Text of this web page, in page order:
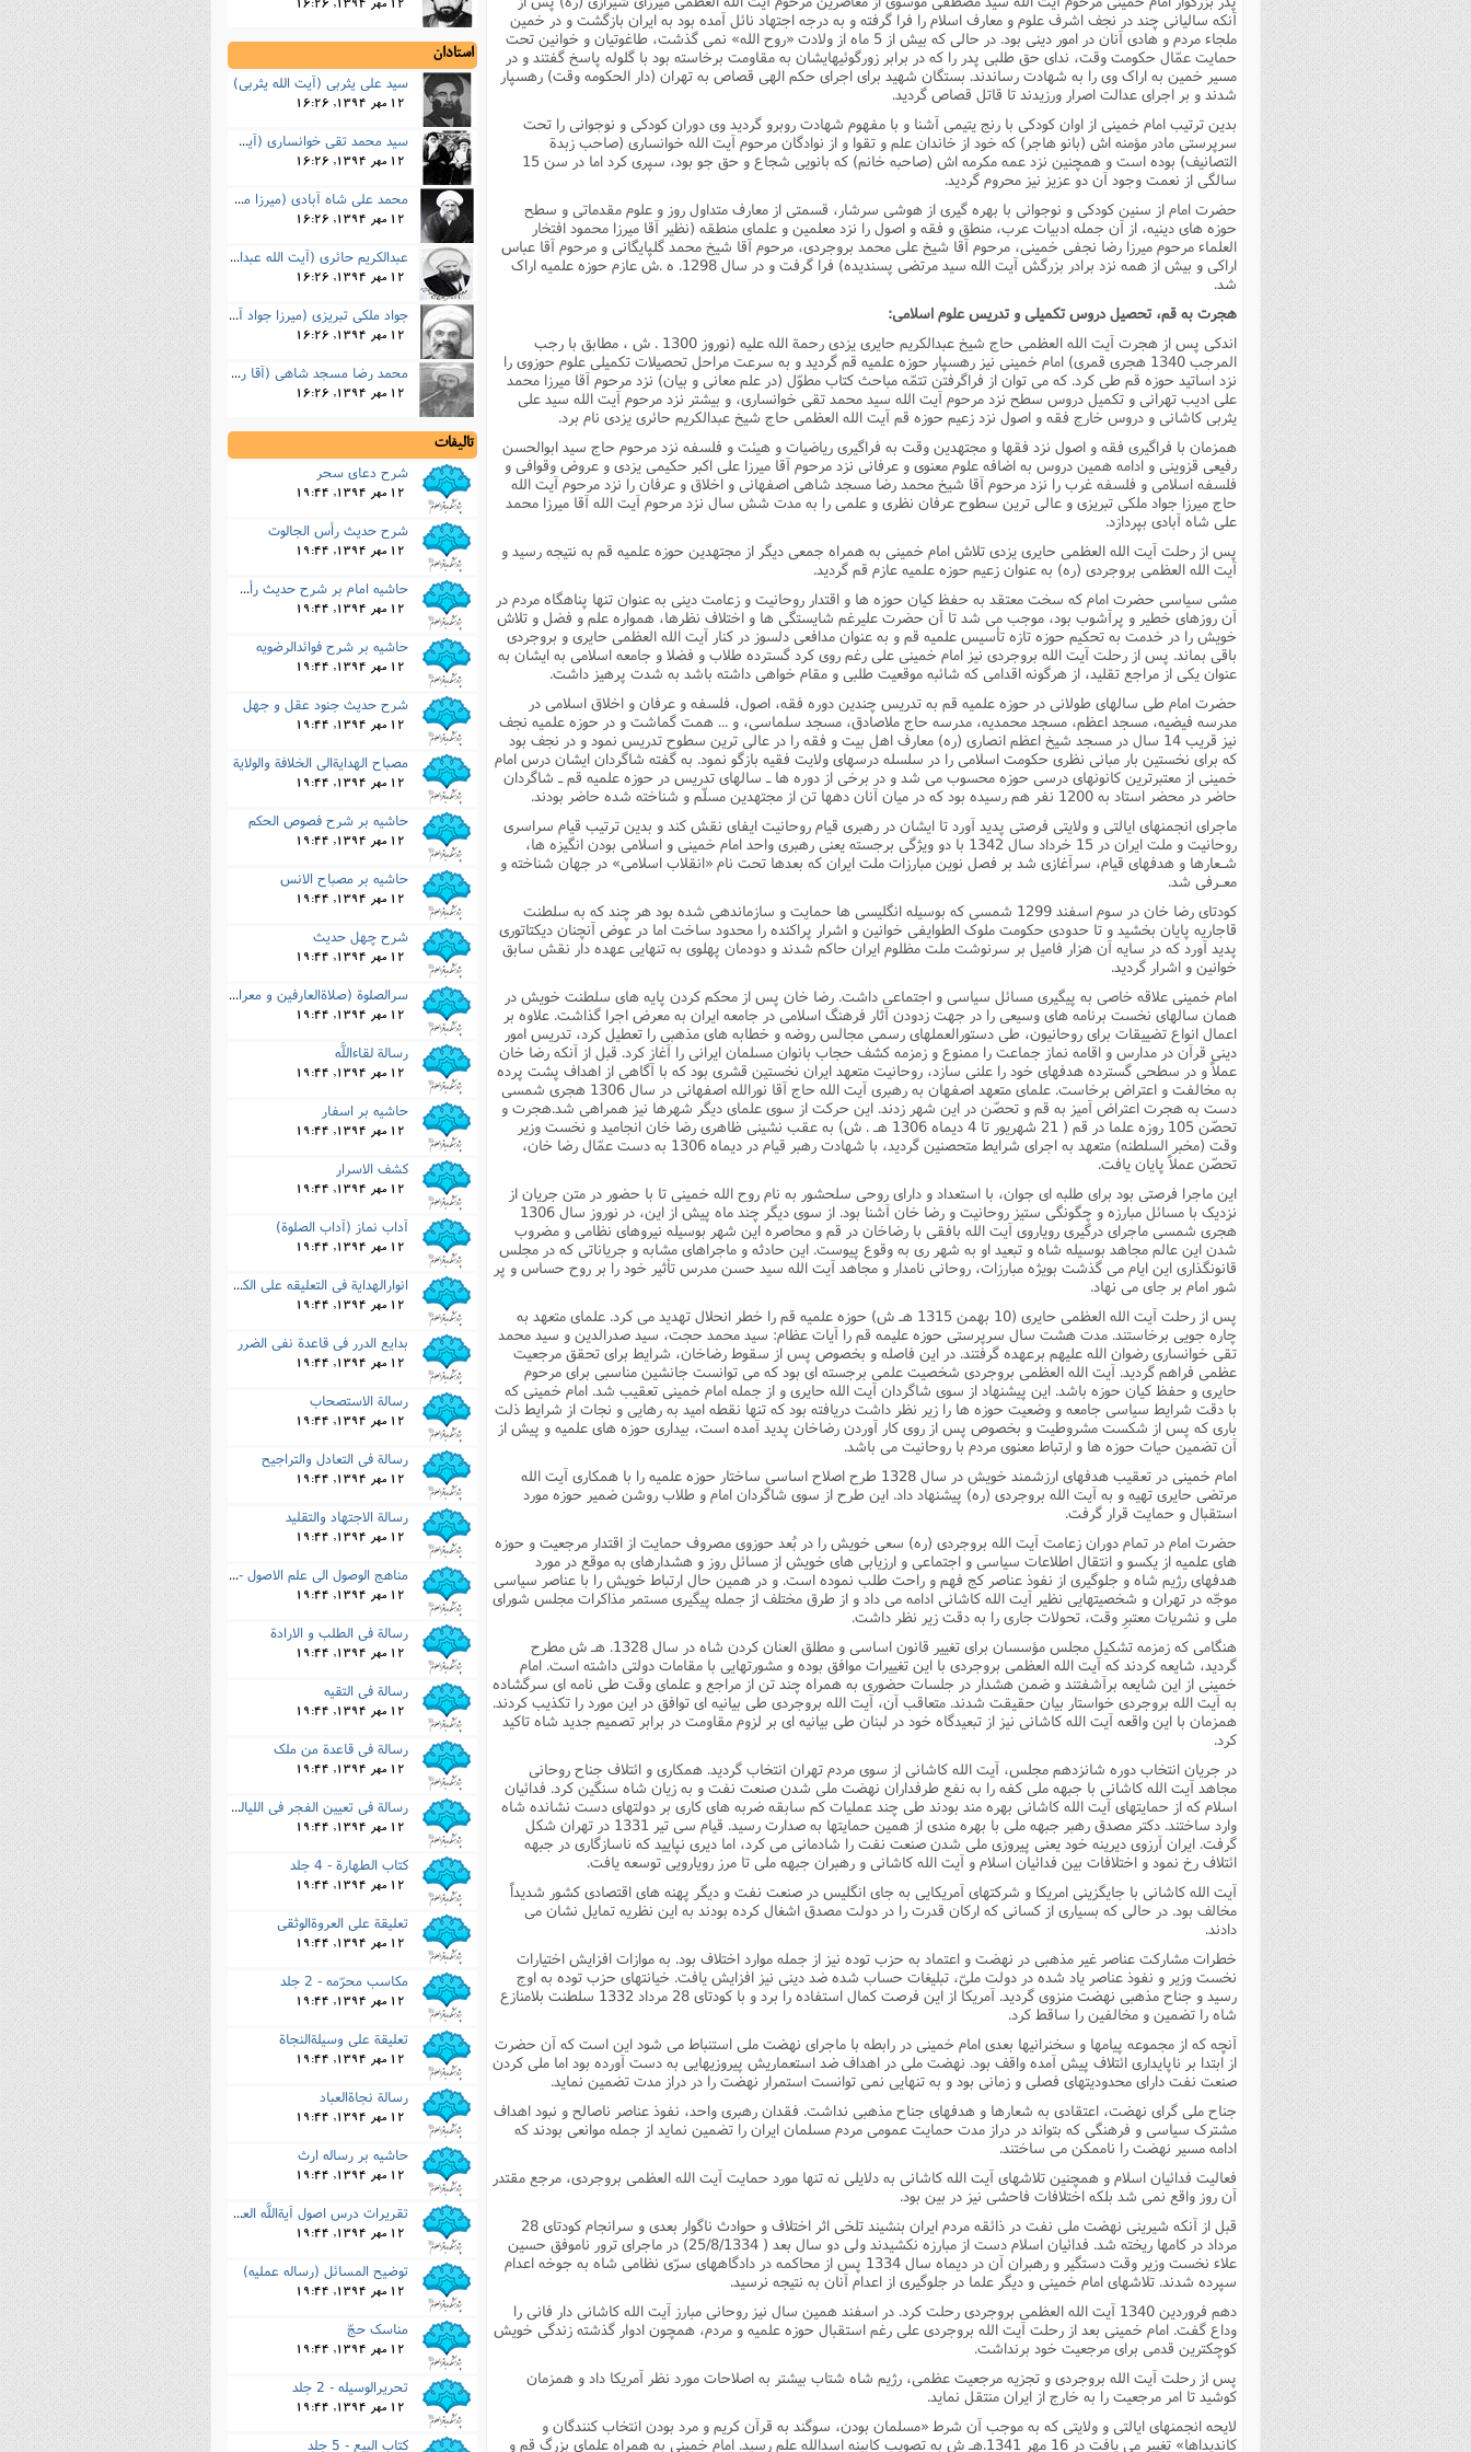
آنکه سالیانى چند در نجف اشرف علوم و معارف اسلام را فرا گرفته و به درجه اجتهاد نائل آمده بود به ایران بازگشت و در خمین
ملجاء مردم و هادى آنان در امور دینى بود. در حالى که بیش از 5 ماه از ولادت «روح الله» نمى گذشت، طاغوتیان و خوانین تحت
حمایت عمّال حکومت وقت، نداى حق طلبى پدر را که در برابر زورگوئیهایشان به مقاومت برخاسته بود با گلوله پاسخ گفتند و در
مسیر خمین به اراک وى را به شهادت رساندند. بستگان شهید براى اجراى حکم الهى قصاص به تهران (دار الحکومه وقت) رهسپار
شدند و بر اجراى عدالت اصرار ورزیدند تا قاتل قصاص گردید.
بدین ترتیب امام خمینى از اوان کودکى با رنج یتیمى آشنا و با مفهوم شهادت روبرو گردید وى دوران کودکى و نوجوانى را تحت
سرپرستى مادر مؤمنه اش (بانو هاجر) که خود از خاندان علم و تقوا و از نوادگان مرحوم آیت الله خوانسارى (صاحب زبدة
التصانیف) بوده است و همچنین نزد عمه مکرمه اش (صاحبه خانم) که بانویى شجاع و حق جو بود، سپرى کرد اما در سن 15
سالگى از نعمت وجود آن دو عزیز نیز محروم گردید.
حضرت امام از سنین کودکى و نوجوانى با بهره گیرى از هوشى سرشار، قسمتى از معارف متداول روز و علوم مقدماتى و سطح
حوزه هاى دینیه، از آن جمله ادبیات عرب، منطق و فقه و اصول را نزد معلمین و علماى منطقه (نظیر آقا میرزا محمود افتخار
العلماء مرحوم میرزا رضا نجفى خمینى، مرحوم آقا شیخ على محمد بروجردى، مرحوم آقا شیخ محمد گلپایگانى و مرحوم آقا عباس
اراکى و بیش از همه نزد برادر بزرگش آیت الله سید مرتضى پسندیده) فرا گرفت و در سال 1298. ه .ش عازم حوزه علمیه اراک
شد.
هجرت به قم، تحصیل دروس تکمیلى و تدریس علوم اسلامى:
اندکى پس از هجرت آیت الله العظمى حاج شیخ عبدالکریم حایرى یزدى رحمة الله علیه (نوروز 1300 . ش ، مطابق با رجب
المرجب 1340 هجرى قمرى) امام خمینى نیز رهسپار حوزه علمیه قم گردید و به سرعت مراحل تحصیلات تکمیلى علوم حوزوى را
نزد اساتید حوزه قم طى کرد. که مى توان از فراگرفتن تتمّه مباحث کتاب مطوّل (در علم معانى و بیان) نزد مرحوم آقا میرزا محمد
على ادیب تهرانى و تکمیل دروس سطح نزد مرحوم آیت الله سید محمد تقى خوانسارى، و بیشتر نزد مرحوم آیت الله سید على
یثربى کاشانى و دروس خارج فقه و اصول نزد زعیم حوزه قم آیت الله العظمى حاج شیخ عبدالکریم حائرى یزدى نام برد.
همزمان با فراگیرى فقه و اصول نزد فقها و مجتهدین وقت به فراگیرى ریاضیات و هیئت و فلسفه نزد مرحوم حاج سید ابوالحسن
رفیعى قزوینى و ادامه همین دروس به اضافه علوم معنوى و عرفانى نزد مرحوم آقا میرزا على اکبر حکیمى یزدى و عروض وقوافى و
فلسفه اسلامى و فلسفه غرب را نزد مرحوم آقا شیخ محمد رضا مسجد شاهى اصفهانى و اخلاق و عرفان را نزد مرحوم آیت الله
حاج میرزا جواد ملکى تبریزى و عالى ترین سطوح عرفان نظرى و علمى را به مدت شش سال نزد مرحوم آیت الله آقا میرزا محمد
على شاه آبادى بپردازد.
پس از رحلت آیت الله العظمى حایرى یزدى تلاش امام خمینى به همراه جمعى دیگر از مجتهدین حوزه علمیه قم به نتیجه رسید و
آیت الله العظمى بروجردى (ره) به عنوان زعیم حوزه علمیه عازم قم گردید.
مشى سیاسى حضرت امام که سخت معتقد به حفظ کیان حوزه ها و اقتدار روحانیت و زعامت دینى به عنوان تنها پناهگاه مردم در
آن روزهاى خطیر و پرآشوب بود، موجب مى شد تا آن حضرت علیرغم شایستگى ها و اختلاف نظرها، همواره علم و فضل و تلاش
خویش را در خدمت به تحکیم حوزه تازه تأسیس علمیه قم و به عنوان مدافعى دلسوز در کنار آیت الله العظمى حایرى و بروجردى
باقى بماند. پس از رحلت آیت الله بروجردى نیز امام خمینى على رغم روى کرد گسترده طلاب و فضلا و جامعه اسلامى به ایشان به
عنوان یکى از مراجع تقلید، از هرگونه اقدامى که شائبه موقعیت طلبى و مقام خواهى داشته باشد به شدت پرهیز داشت.
حضرت امام طى سالهاى طولانى در حوزه علمیه قم به تدریس چندین دوره فقه، اصول، فلسفه و عرفان و اخلاق اسلامى در
مدرسه فیضیه، مسجد اعظم، مسجد محمدیه، مدرسه حاج ملاصادق، مسجد سلماسى، و ... همت گماشت و در حوزه علمیه نجف
نیز قریب 14 سال در مسجد شیخ اعظم انصارى (ره) معارف اهل بیت و فقه را در عالى ترین سطوح تدریس نمود و در نجف بود
که براى نخستین بار مبانى نظرى حکومت اسلامى را در سلسله درسهاى ولایت فقیه بازگو نمود. به گفته شاگردان ایشان درس امام
خمینى از معتبرترین کانونهاى درسى حوزه محسوب مى شد و در برخى از دوره ها ـ سالهاى تدریس در حوزه علمیه قم ـ شاگردان
حاضر در محضر استاد به 1200 نفر هم رسیده بود که در میان آنان دهها تن از مجتهدین مسلّم و شناخته شده حاضر بودند.
ماجراى انجمنهاى ایالتى و ولایتى فرصتى پدید آورد تا ایشان در رهبرى قیام روحانیت ایفاى نقش کند و بدین ترتیب قیام سراسرى
روحانیت و ملت ایران در 15 خرداد سال 1342 با دو ویژگى برجسته یعنى رهبرى واحد امام خمینى و اسلامى بودن انگیزه ها،
شـعارها و هدفهاى قیام، سرآغازى شد بر فصل نوین مبارزات ملت ایران که بعدها تحت نام «انقلاب اسلامى» در جهان شناخته و
معـرفى شد.
کودتاى رضا خان در سوم اسفند 1299 شمسى که بوسیله انگلیسى ها حمایت و سازماندهى شده بود هر چند که به سلطنت
قاجاریه پایان بخشید و تا حدودى حکومت ملوک الطوایفى خوانین و اشرار پراکنده را محدود ساخت اما در عوض آنچنان دیکتاتورى
پدید آورد که در سایه آن هزار فامیل بر سرنوشت ملت مظلوم ایران حاکم شدند و دودمان پهلوى به تنهایى عهده دار نقش سابق
خوانین و اشرار گردید.
امام خمینى علاقه خاصى به پیگیرى مسائل سیاسى و اجتماعى داشت. رضا خان پس از محکم کردن پایه هاى سلطنت خویش در
همان سالهاى نخست برنامه هاى وسیعى را در جهت زدودن آثار فرهنگ اسلامى در جامعه ایران به معرض اجرا گذاشت. علاوه بر
اعمال انواع تضییقات براى روحانیون، طى دستورالعملهاى رسمى مجالس روضه و خطابه هاى مذهبى را تعطیل کرد، تدریس امور
دینى قرآن در مدارس و اقامه نماز جماعت را ممنوع و زمزمه کشف حجاب بانوان مسلمان ایرانى را آغاز کرد. قبل از آنکه رضا خان
عملاً و در سطحى گسترده هدفهاى خود را علنى سازد، روحانیت متعهد ایران نخستین قشرى بود که با آگاهى از اهداف پشت پرده
به مخالفت و اعتراض برخاست. علماى متعهد اصفهان به رهبرى آیت الله حاج آقا نورالله اصفهانى در سال 1306 هجرى شمسى
دست به هجرت اعتراض آمیز به قم و تحصّن در این شهر زدند. این حرکت از سوى علماى دیگر شهرها نیز همراهى شد.هجرت و
تحصّن 105 روزه علما در قم ( 21 شهریور تا 4 دیماه 1306 هـ . ش) به عقب نشینى ظاهرى رضا خان انجامید و نخست وزیر
وقت (مخبر السلطنه) متعهد به اجراى شرایط متحصنین گردید، با شهادت رهبر قیام در دیماه 1306 به دست عمّال رضا خان،
تحصّن عملاً پایان یافت.
این ماجرا فرصتى بود براى طلبه اى جوان، با استعداد و داراى روحى سلحشور به نام روح الله خمینى تا با حضور در متن جریان از
نزدیک با مسائل مبارزه و چگونگى ستیز روحانیت و رضا خان آشنا بود. از سوى دیگر چند ماه پیش از این، در نوروز سال 1306
هجرى شمسى ماجراى درگیرى رویاروى آیت الله بافقى با رضاخان در قم و محاصره این شهر بوسیله نیروهاى نظامى و مضروب
شدن این عالم مجاهد بوسیله شاه و تبعید او به شهر رى به وقوع پیوست. این حادثه و ماجراهاى مشابه و جریاناتى که در مجلس
قانونگذارى این ایام مى گذشت بویژه مبارزات، روحانى نامدار و مجاهد آیت الله سید حسن مدرس تأثیر خود را بر روح حساس و پر
شور امام بر جاى مى نهاد.
پس از رحلت آیت الله العظمى حایرى (10 بهمن 1315 هـ ش) حوزه علمیه قم را خطر انحلال تهدید مى کرد. علماى متعهد به
چاره جویى برخاستند. مدت هشت سال سرپرستى حوزه علیمه قم را آیات عظام: سید محمد حجت، سید صدرالدین و سید محمد
تقى خوانسارى رضوان الله علیهم برعهده گرفتند. در این فاصله و بخصوص پس از سقوط رضاخان، شرایط براى تحقق مرجعیت
عظمى فراهم گردید. آیت الله العظمى بروجردى شخصیت علمى برجسته اى بود که مى توانست جانشین مناسبى براى مرحوم
حایرى و حفظ کیان حوزه باشد. این پیشنهاد از سوى شاگردان آیت الله حایرى و از جمله امام خمینى تعقیب شد. امام خمینى که
با دقت شرایط سیاسى جامعه و وضعیت حوزه ها را زیر نظر داشت دریافته بود که تنها نقطه امید به رهایى و نجات از شرایط ذلت
بارى که پس از شکست مشروطیت و بخصوص پس از روى کار آوردن رضاخان پدید آمده است، بیدارى حوزه هاى علمیه و پیش از
آن تضمین حیات حوزه ها و ارتباط معنوى مردم با روحانیت مى باشد.
امام خمینى در تعقیب هدفهاى ارزشمند خویش در سال 1328 طرح اصلاح اساسى ساختار حوزه علمیه را با همکارى آیت الله
مرتضى حایرى تهیه و به آیت الله بروجردى (ره) پیشنهاد داد. این طرح از سوى شاگردان امام و طلاب روشن ضمیر حوزه مورد
استقبال و حمایت قرار گرفت.
حضرت امام در تمام دوران زعامت آیت الله بروجردى (ره) سعى خویش را در بُعد حوزوى مصروف حمایت از اقتدار مرجعیت و حوزه
هاى علمیه از یکسو و انتقال اطلاعات سیاسى و اجتماعى و ارزیابى هاى خویش از مسائل روز و هشدارهاى به موقع در مورد
هدفهاى رژیم شاه و جلوگیرى از نفوذ عناصر کج فهم و راحت طلب نموده است. و در همین حال ارتباط خویش را با عناصر سیاسى
موجّه در تهران و شخصیتهایى نظیر آیت الله کاشانى ادامه مى داد و از طرق مختلف از جمله پیگیرى مستمر مذاکرات مجلس شوراى
ملى و نشریات معتبرِ وقت، تحولات جارى را به دقت زیر نظر داشت.
هنگامى که زمزمه تشکیل مجلس مؤسسان براى تغییر قانون اساسى و مطلق العنان کردن شاه در سال 1328. هـ ش مطرح
گردید، شایعه کردند که آیت الله العظمى بروجردى با این تغییرات موافق بوده و مشورتهایى با مقامات دولتى داشته است. امام
خمینى از این شایعه برآشفتند و ضمن هشدار در جلسات حضورى به همراه چند تن از مراجع و علماى وقت طى نامه اى سرگشاده
به آیت الله بروجردى خواستار بیان حقیقت شدند. متعاقب آن، آیت الله بروجردى طى بیانیه اى توافق در این مورد را تکذیب کردند.
همزمان با این واقعه آیت الله کاشانى نیز از تبعیدگاه خود در لبنان طى بیانیه اى بر لزوم مقاومت در برابر تصمیم جدید شاه تاکید
کرد.
در جریان انتخاب دوره شانزدهم مجلس، آیت الله کاشانى از سوى مردم تهران انتخاب گردید. همکارى و ائتلاف جناح روحانى
مجاهد آیت الله کاشانى با جبهه ملى کفه را به نفع طرفداران نهضت ملى شدن صنعت نفت و به زیان شاه سنگین کرد. فدائیان
اسلام که از حمایتهاى آیت الله کاشانى بهره مند بودند طى چند عملیات کم سابقه ضربه هاى کارى بر دولتهاى دست نشانده شاه
وارد ساختند. دکتر مصدق رهبر جبهه ملى با بهره مندى از همین حمایتها به صدارت رسید. قیام سى تیر 1331 در تهران شکل
گرفت. ایران آرزوى دیرینه خود یعنى پیروزى ملى شدن صنعت نفت را شادمانى مى کرد، اما دیرى نپایید که ناسازگارى در جبهه
ائتلاف رخ نمود و اختلافات بین فدائیان اسلام و آیت الله کاشانى و رهبران جبهه ملى تا مرز رویارویى توسعه یافت.
آیت الله کاشانى با جایگزینى امریکا و شرکتهاى آمریکایى به جاى انگلیس در صنعت نفت و دیگر پهنه هاى اقتصادى کشور شدیداً
مخالف بود. در حالى که بسیارى از کسانى که ارکان قدرت را در دولت مصدق اشغال کرده بودند به این نظریه تمایل نشان مى
دادند.
خطرات مشارکت عناصر غیر مذهبى در نهضت و اعتماد به حزب توده نیز از جمله موارد اختلاف بود. به موازات افزایش اختیارات
نخست وزیر و نفوذ عناصر یاد شده در دولت ملىّ، تبلیغات حساب شده ضد دینى نیز افزایش یافت. خیانتهاى حزب توده به اوج
رسید و جناح مذهبى نهضت منزوى گردید. آمریکا از این فرصت کمال استفاده را برد و با کودتاى 28 مرداد 1332 سلطنت بلامنازع
شاه را تضمین و مخالفین را ساقط کرد.
آنچه که از مجموعه پیامها و سخنرانیها بعدى امام خمینى در رابطه با ماجراى نهضت ملى استنباط مى شود این است که آن حضرت
از ابتدا بر ناپایدارى ائتلاف پیش آمده واقف بود. نهضت ملى در اهداف ضد استعماریش پیروزیهایى به دست آورده بود اما ملى کردن
صنعت نفت داراى محدودیتهاى فصلى و زمانى بود و به تنهایى نمى توانست استمرار نهضت را در دراز مدت تضمین نماید.
جناح ملى گراى نهضت، اعتقادى به شعارها و هدفهاى جناح مذهبى نداشت. فقدان رهبرى واحد، نفوذ عناصر ناصالح و نبود اهداف
مشترک سیاسى و فرهنگى که بتواند در دراز مدت حمایت عمومى مردم مسلمان ایران را تضمین نماید از جمله موانعى بودند که
ادامه مسیر نهضت را ناممکن مى ساختند.
فعالیت فدائیان اسلام و همچنین تلاشهاى آیت الله کاشانى به دلایلى نه تنها مورد حمایت آیت الله العظمى بروجردى، مرجع مقتدر
آن روز واقع نمى شد بلکه اختلافات فاحشى نیز در بین بود.
قبل از آنکه شیرینى نهضت ملى نفت در ذائقه مردم ایران بنشیند تلخى اثر اختلاف و حوادث ناگوار بعدى و سرانجام کودتاى 28
مرداد در کامها ریخته شد. فدائیان اسلام دست از مبارزه نکشیدند ولى دو سال بعد ( 25/8/1334) در ماجراى ترور ناموفق حسین
علاء نخست وزیر وقت دستگیر و رهبران آن در دیماه سال 1334 پس از محاکمه در دادگاههاى سرّى نظامى شاه به جوخه اعدام
سپرده شدند. تلاشهاى امام خمینى و دیگر علما در جلوگیرى از اعدام آنان به نتیجه نرسید.
دهم فروردین 1340 آیت الله العظمى بروجردى رحلت کرد. در اسفند همین سال نیز روحانى مبارز آیت الله کاشانى دار فانى را
وداع گفت. امام خمینى بعد از رحلت آیت الله بروجردى على رغم استقبال حوزه علمیه و مردم، همچون ادوار گذشته زندگى خویش
کوچکترین قدمى براى مرجعیت خود برنداشت.
پس از رحلت آیت الله بروجردى و تجزیه مرجعیت عظمى، رژیم شاه شتاب بیشتر به اصلاحات مورد نظر آمریکا داد و همزمان
کوشید تا امر مرجعیت را به خارج از ایران منتقل نماید.
لایحه انجمنهاى ایالتى و ولایتى که به موجب آن شرط «مسلمان بودن، سوگند به قرآن کریم و مرد بودن انتخاب کنندگان و
کاندیداها» تغییر مى یافت در 16 مهر 1341.هـ ش به تصویب کابینه اسدالله علم رسید. امام خمینى به همراه علماى بزرگ قم و
12 مهر 1394, 16:26
استادان
سید علی یثربی (آیت الله یثربی)
12 مهر 1394, 16:26
سید محمد تقی خوانساری (آیت الله سید محمد تقی خوانساری)
12 مهر 1394, 16:26
محمد علی شاه آبادی (میرزا محمد علی شاه آبادی)
12 مهر 1394, 16:26
عبدالکریم حائری (آیت الله عبدالکریم حائری یزدی)
12 مهر 1394, 16:26
جواد ملکی تبریزی (میرزا جواد آقا ملکی تبریزی)
12 مهر 1394, 16:26
محمد رضا مسجد شاهی (آقا رضا اصفهانی)
12 مهر 1394, 16:26
تالیفات
شرح دعاى سحر
12 مهر 1394, 19:44
شرح حدیث رأس الجالوت
12 مهر 1394, 19:44
حاشیه امام بر شرح حدیث رأس الجالوت
12 مهر 1394, 19:44
حاشیه بر شرح فوائدالرضویه
12 مهر 1394, 19:44
شرح حدیث جنود عقل و جهل
12 مهر 1394, 19:44
مصباح الهدایةالى الخلافة والولایة
12 مهر 1394, 19:44
حاشیه بر شرح فصوص الحکم
12 مهر 1394, 19:44
حاشیه بر مصباح الانس
12 مهر 1394, 19:44
شرح چهل حدیث
12 مهر 1394, 19:44
سرالصلوة (صلاةالعارفین و معراج السالکین)
12 مهر 1394, 19:44
رسالة لقاءاللَّه
12 مهر 1394, 19:44
حاشیه بر اسفار
12 مهر 1394, 19:44
کشف الاسرار
12 مهر 1394, 19:44
آداب نماز (آداب الصلوة)
12 مهر 1394, 19:44
انوارالهدایة فى التعلیقه على الکفایة 2 جلد
12 مهر 1394, 19:44
بدایع الدرر فى قاعدة نفى الضرر
12 مهر 1394, 19:44
رسالة الاستصحاب
12 مهر 1394, 19:44
رسالة فى التعادل والتراجیح
12 مهر 1394, 19:44
رسالة الاجتهاد والتقلید
12 مهر 1394, 19:44
مناهج الوصول الى علم الاصول - 2 جلد
12 مهر 1394, 19:44
رسالة فى الطلب و الارادة
12 مهر 1394, 19:44
رسالة فى التقیه
12 مهر 1394, 19:44
رسالة فى قاعدة من ملک
12 مهر 1394, 19:44
رسالة فى تعیین الفجر فى اللیالى المقمره
12 مهر 1394, 19:44
کتاب الطهارة - 4 جلد
12 مهر 1394, 19:44
تعلیقة على العروةالوثقى
12 مهر 1394, 19:44
مکاسب محرّمه - 2 جلد
12 مهر 1394, 19:44
تعلیقة على وسیلةالنجاة
12 مهر 1394, 19:44
رسالة نجاةالعباد
12 مهر 1394, 19:44
حاشیه بر رساله ارث
12 مهر 1394, 19:44
تقریرات درس اصول آیةاللَّه العظمى بروجردى
12 مهر 1394, 19:44
توضیح المسائل (رساله عملیه)
12 مهر 1394, 19:44
مناسک حجّ
12 مهر 1394, 19:44
تحریرالوسیله - 2 جلد
12 مهر 1394, 19:44
کتاب البیع - 5 جلد